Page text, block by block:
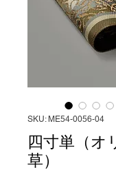
SKU: ME54-0056-04
四寸単（オ
草）